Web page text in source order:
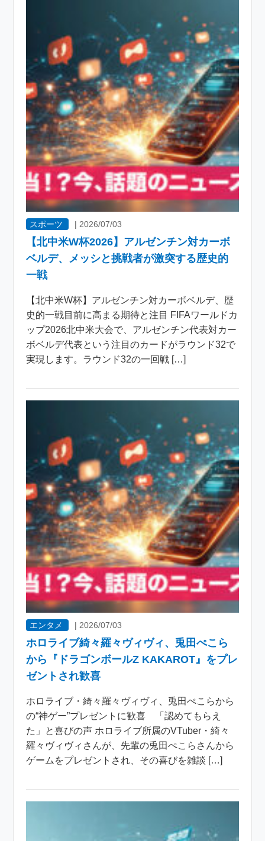
スポーツ | 2026/07/03
【北中米W杯2026】アルゼンチン対カーボ
ベルデ、メッシと挑戦者が激突する歴史的
一戦
【北中米W杯】アルゼンチン対カーボベルデ、歴
史的一戦目前に高まる期待と注目 FIFAワールドカ
ップ2026北中米大会で、アルゼンチン代表対カー
ボベルデ代表という注目のカードがラウンド32で
実現します。ラウンド32の一回戦 […]
エンタメ |2026/07/03
ホロライブ綺々羅々ヴィヴィ、兎田ぺこら
から『ドラゴンボールZ KAKAROT』をプレ
ゼントされ歓喜
ホロライブ・綺々羅々ヴィヴィ、兎田ぺこらから
の“神ゲー”プレゼントに歓喜 「認めてもらえ
た」と喜びの声 ホロライブ所属のVTuber・綺々
羅々ヴィヴィさんが、先輩の兎田ぺこらさんから
ゲームをプレゼントされ、その喜びを雑談 […]